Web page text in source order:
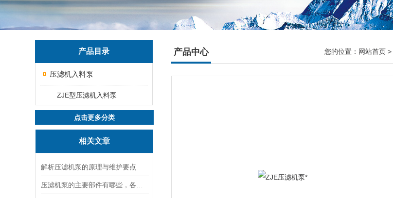
产品目录
压滤机入料泵
ZJE型压滤机入料泵
点击更多分类
相关文章
解析压滤机泵的原理与维护要点
产品中心 您的位置： 网站首页 >